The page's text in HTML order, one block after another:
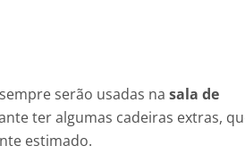
serão usadas na sala de
ter algumas cadeiras extras,
estimado.